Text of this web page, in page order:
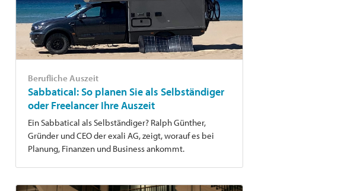
Berufliche Auszeit
Sabbatical: So planen Sie als Selbständiger
oder Freelancer Ihre Auszeit
Ein Sabbatical als Selbständiger? Ralph Günther,
Gründer und CEO der exali AG, zeigt, worauf es bei
Planung, Finanzen und Business ankommt.